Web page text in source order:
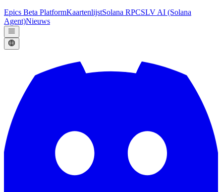
Epics Beta PlatformKaartenlijstSolana RPCSLV AI (Solana
Agent)Nieuws